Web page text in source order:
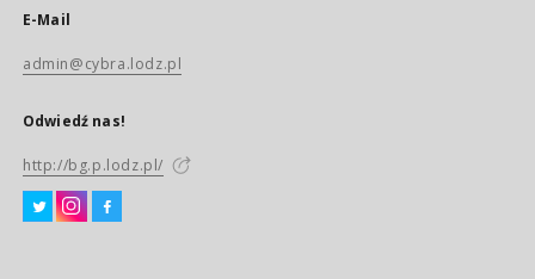
E-Mail
admin@cybra.lodz.pl
Odwiedź nas!
http://bg.p.lodz.pl/